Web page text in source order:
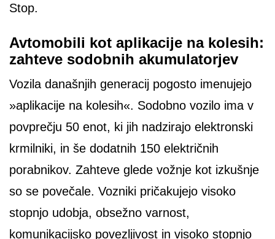
Stop.
Avtomobili kot aplikacije na kolesih:
zahteve sodobnih akumulatorjev
Vozila današnjih generacij pogosto imenujejo
»aplikacije na kolesih«. Sodobno vozilo ima v
povprečju 50 enot, ki jih nadzirajo elektronski
krmilniki, in še dodatnih 150 električnih
porabnikov. Zahteve glede vožnje kot izkušnje
so se povečale. Vozniki pričakujejo visoko
stopnjo udobja, obsežno varnost,
komunikacijsko povezljivost in visoko stopnjo